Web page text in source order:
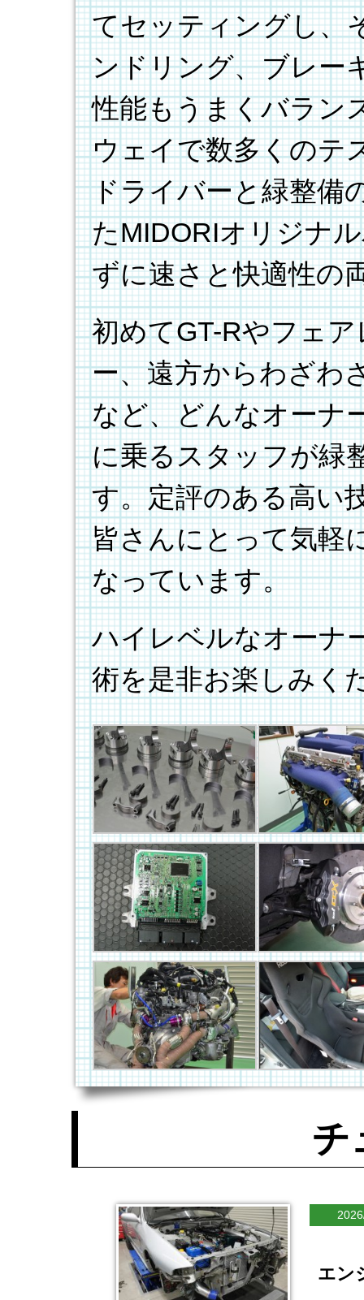
てセッティングし、
ンドリング、ブレー
性能もうまくバラン
ウェイで数多くのテ
ドライバーと緑整備
たMIDORIオリジナ
ずに速さと快適性の
初めてGT-Rやフェ
ー、遠方からわざわ
など、どんなオーナ
に乗るスタッフが緑
す。定評のある高い
皆さんにとって気軽
なっています。
ハイレベルなオーナ
術を是非お楽しみく
チ
エン